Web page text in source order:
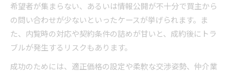
希望者が集まらない、あるいは情報公開が不十分で買主から
の問い合わせが少ないといったケースが挙げられます。ま
た、内覧時の対応や契約条件の詰めが甘いと、成約後にトラ
ブルが発生するリスクもあります。
成功のためには、適正価格の設定や柔軟な交渉姿勢、仲介業